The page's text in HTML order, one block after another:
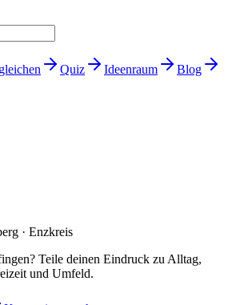
Quiz Ideenraum
Blog
· Enzkreis
Teile deinen Eindruck zu Alltag,
und Umfeld.